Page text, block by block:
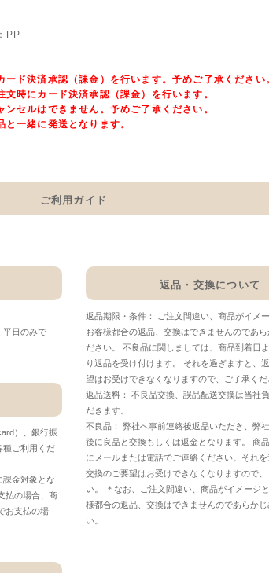
PP
ド決済承認（課金）を行います。予めご了承ください
時にカード決済承認（課金）を行います。
セルはできません。予めご了承ください。
一緒に発送となります。
ご利用ガイド
平日のみで
）、銀行振
種ご利用くだ
課金対象とな
払の場合、商
お支払の場
返品・交換について
返品期限・条件： ご注文間違い、商品がイメ
お客様都合の返品、交換はできませんのであら
ださい。 不良品に関しましては、商品到着日
り返品を受け付けます。 それを過ぎますと、
望はお受けできなくなりますので、ご了承くだ
返品送料： 不良品交換、誤品配送交換は当社
だきます。
不良品： 弊社へ事前連絡後返品いただき、弊
後に良品と交換もしくは返金となります。 商
にメールまたは電話でご連絡ください。それ
交換のご要望はお受けできなくなりますので、
い。 ＊なお、ご注文間違い、商品がイメージ
様都合の返品、交換はできませんのであらかじ
い。